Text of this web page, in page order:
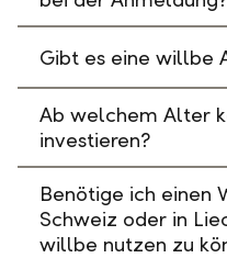
Gibt es eine willbe
Ab welchem Alter
investieren?
Benötige ich einen
Schweiz oder in
willbe nutzen zu